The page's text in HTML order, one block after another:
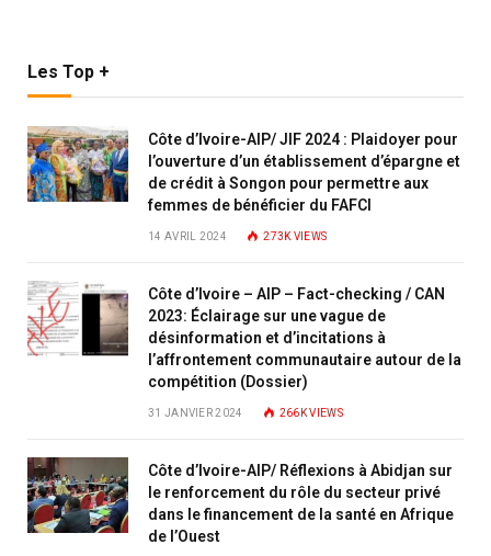
Les Top +
Côte d’Ivoire-AIP/ JIF 2024 : Plaidoyer pour
l’ouverture d’un établissement d’épargne et
de crédit à Songon pour permettre aux
femmes de bénéficier du FAFCI
14 AVRIL 2024 273K VIEWS
Côte d’Ivoire – AIP – Fact-checking / CAN
2023: Éclairage sur une vague de
désinformation et d’incitations à
l’affrontement communautaire autour de la
compétition (Dossier)
31 JANVIER 2024 266KVIEWS
Côte d’Ivoire-AIP/ Réflexions à Abidjan sur
le renforcement du rôle du secteur privé
dans le financement de la santé en Afrique
de l’Ouest